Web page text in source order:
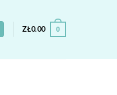
ZŁ0.00 0